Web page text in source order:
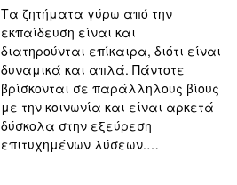
Τα ζητήματα γύρω από την
εκπαίδευση είναι και
διατηρούνται επίκαιρα, διότι είναι
δυναμικά και απλά. Πάντοτε
βρίσκονται σε παράλληλους βίους
με την κοινωνία και είναι αρκετά
δύσκολα στην εξεύρεση
επιτυχημένων λύσεων.…